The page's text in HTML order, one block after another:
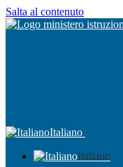
Salta al contenuto
Italiano
Italiano